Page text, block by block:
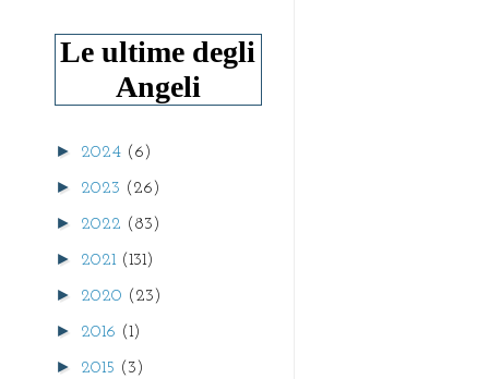
Le ultime degli
Angeli
► 2024 (6)
► 2023 (26)
► 2022 (83)
► 2021 (131)
► 2020 (23)
► 2016 (1)
► 2015 (3)